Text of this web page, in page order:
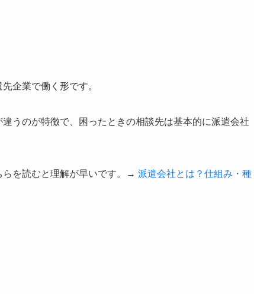
企業で働く形です。
うのが特徴で、困ったときの相談先は基本的に派遣会社
を読むと理解が早いです。→ 派遣会社とは？仕組み・種